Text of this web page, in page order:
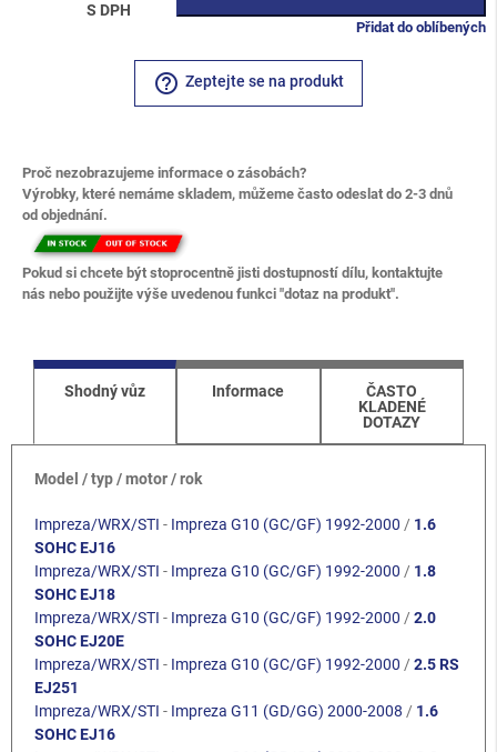
S DPH
Přidat do oblíbených
help_outline Zeptejte se na produkt
Proč nezobrazujeme informace o zásobách?
Výrobky, které nemáme skladem, můžeme často odeslat do 2-3 dnů
od objednání.
Pokud si chcete být stoprocentně jisti dostupností dílu, kontaktujte
nás nebo použijte výše uvedenou funkci "dotaz na produkt".
Shodný vůz Informace
ČASTO
KLADENÉ
DOTAZY
Model / typ / motor / rok
Impreza/WRX/STI - Impreza G10 (GC/GF) 1992-2000 / 1.6
SOHC EJ16
Impreza/WRX/STI - Impreza G10 (GC/GF) 1992-2000 / 1.8
SOHC EJ18
Impreza/WRX/STI - Impreza G10 (GC/GF) 1992-2000 /2.0
SOHC EJ20E
Impreza/WRX/STI - Impreza G10 (GC/GF) 1992-2000 /2.5 RS
EJ251
Impreza/WRX/STI - Impreza G11 (GD/GG) 2000-2008 / 1.6
SOHC EJ16